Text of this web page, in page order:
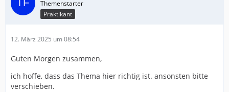
Praktikant
12. März 2025 um 08:54
Guten Morgen zusammen,
ich hoffe, dass das Thema hier richtig ist. ansonsten bitte
verschieben.